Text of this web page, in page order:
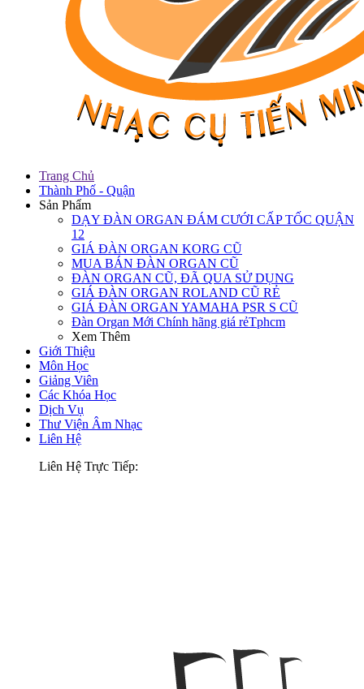
Trang Chủ
Thành Phố - Quận
Sản Phẩm
DẠY ĐÀN ORGAN ĐÁM CƯỚI CẤP TỐC QUẬN
12
GIÁ ĐÀN ORGAN KORG CŨ
MUA BÁN ĐÀN ORGAN CŨ
ĐÀN ORGAN CŨ, ĐÃ QUA SỬ DỤNG
GIÁ ĐÀN ORGAN ROLAND CŨ RẺ
GIÁ ĐÀN ORGAN YAMAHA PSR S CŨ
Đàn Organ Mới Chính hãng giá rẻTphcm
Xem Thêm
Giới Thiệu
Môn Học
Giảng Viên
Các Khóa Học
Dịch Vụ
Thư Viện Âm Nhạc
Liên Hệ
Liên Hệ Trực Tiếp: